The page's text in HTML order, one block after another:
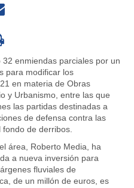
enmiendas parciales por un
para modificar los
en materia de Obras
y Urbanismo, entre las que
las partidas destinadas a
de defensa contra las
de derribos.
área, Roberto Media, ha
a nueva inversión para
fluviales de
de un millón de euros, es